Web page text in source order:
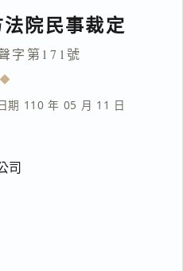
院民事裁定
字第171號
期 110 年 05 月 11 日
司